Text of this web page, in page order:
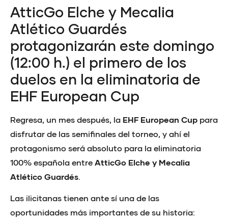
AtticGo Elche y Mecalia
Atlético Guardés
protagonizarán este domingo
(12:00 h.) el primero de los
duelos en la eliminatoria de
EHF European Cup
Regresa, un mes después, la EHF European Cup para
disfrutar de las semifinales del torneo, y ahí el
protagonismo será absoluto para la eliminatoria
100% española entre AtticGo Elche y Mecalia
Atlético Guardés.
Las ilicitanas tienen ante sí una de las
oportunidades más importantes de su historia: